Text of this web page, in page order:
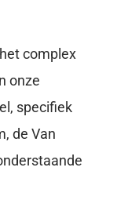
complex
onze
specifiek
de Van